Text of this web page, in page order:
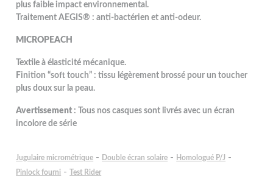
plus faible impact environnemental.
Traitement AEGIS® : anti-bactérien et anti-odeur.
MICROPEACH
Textile à élasticité mécanique.
Finition “soft touch” : tissu légèrement brossé pour un toucher
plus doux sur la peau.
Avertissement : Tous nos casques sont livrés avec un écran
incolore de série
Jugulaire micrométrique - Double écran solaire - Homologué P/J -
Pinlock fourni - Test Rider